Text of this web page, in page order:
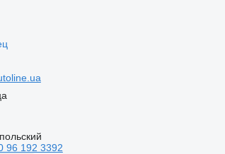
96 192 3392